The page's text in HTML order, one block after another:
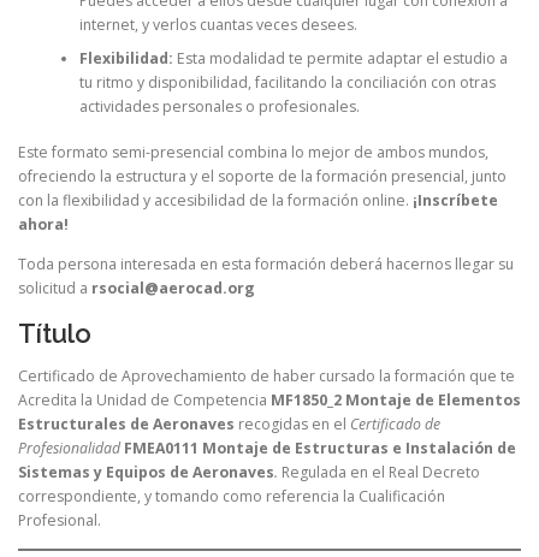
internet, y verlos cuantas veces desees.
Flexibilidad: Esta modalidad te permite adaptar el estudio a
tu ritmo y disponibilidad, facilitando la conciliación con otras
actividades personales o profesionales.
Este formato semi-presencial combina lo mejor de ambos mundos,
ofreciendo la estructura y el soporte de la formación presencial, junto
con la flexibilidad y accesibilidad de la formación online. ¡Inscríbete
ahora!
Toda persona interesada en esta formación deberá hacernos llegar su
solicitud a rsocial@aerocad.org
Título
Certificado de Aprovechamiento de haber cursado la formación que te
Acredita la Unidad de Competencia MF1850_2 Montaje de Elementos
Estructurales de Aeronaves recogidas en el Certificado de
Profesionalidad FMEA0111 Montaje de Estructuras e Instalación de
Sistemas y Equipos de Aeronaves. Regulada en el Real Decreto
correspondiente, y tomando como referencia la Cualificación
Profesional.